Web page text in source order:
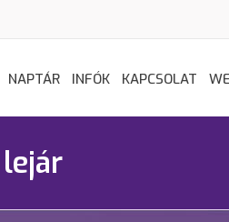
NAPTÁR INFÓK KAPCSOLAT